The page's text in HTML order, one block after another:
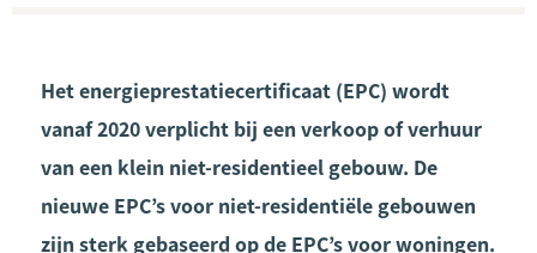
Het energieprestatiecertificaat (EPC) wordt
vanaf 2020 verplicht bij een verkoop of verhuur
van een klein niet-residentieel gebouw. De
nieuwe EPC’s voor niet-residentiële gebouwen
zijn sterk gebaseerd op de EPC’s voor woningen.